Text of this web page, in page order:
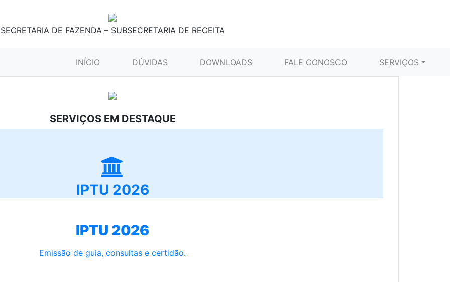
SECRETARIA DE FAZENDA – SUBSECRETARIA DE RECEITA
INÍCIO (CURRENT)DÚVIDAS DOWNLOADS FALE CONOSCO SERVIÇOS
SERVIÇOS EM DESTAQUE
IPTU 2026
IPTU 2026
Emissão de guia, consultas e certidão.